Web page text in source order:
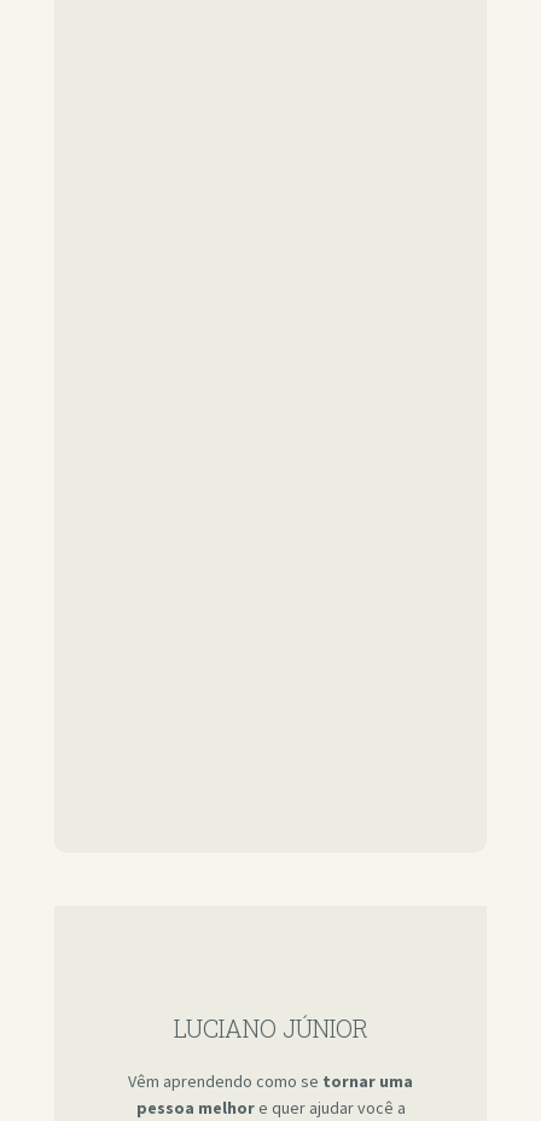
LUCIANO JÚNIOR
Vêm aprendendo como se tornar uma
pessoa melhore quer ajudar você a